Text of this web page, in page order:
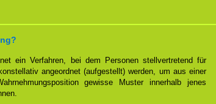
ein Verfahren, bei dem Personen stellvertretend für
angeordnet (aufgestellt) werden, um aus einer
gewisse Muster innerhalb jenes